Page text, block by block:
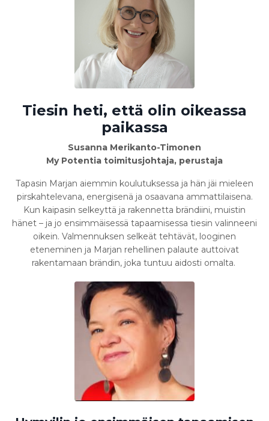
Tiesin heti, että olin oikeassa
paikassa
Susanna Merikanto-Timonen
My Potentia toimitusjohtaja, perustaja
Tapasin Marjan aiemmin koulutuksessa ja hän jäi mieleen
pirskahtelevana, energisenä ja osaavana ammattilaisena.
Kun kaipasin selkeyttä ja rakennetta brändiini, muistin
hänet – ja jo ensimmäisessä tapaamisessa tiesin valinneeni
oikein. Valmennuksen selkeät tehtävät, looginen
eteneminen ja Marjan rehellinen palaute auttoivat
rakentamaan brändin, joka tuntuu aidosti omalta.